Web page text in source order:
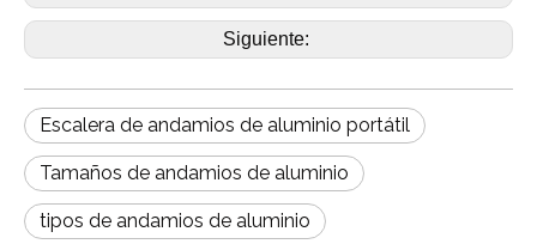
Siguiente:
Escalera de andamios de aluminio portátil
Tamaños de andamios de aluminio
tipos de andamios de aluminio